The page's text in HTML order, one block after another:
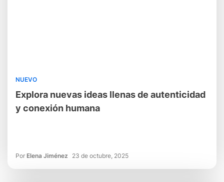
NUEVO
Explora nuevas ideas llenas de autenticidad
y conexión humana
Por Elena Jiménez 23 de octubre, 2025